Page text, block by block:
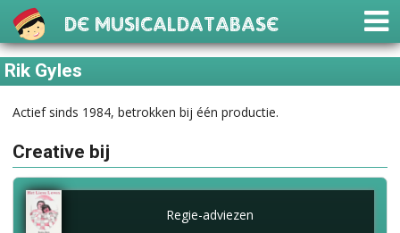
De Musicaldatabase
Rik Gyles
Actief sinds 1984, betrokken bij één productie.
Creative bij
Regie-adviezen